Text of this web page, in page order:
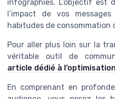
infographies. L’objectif est
l’impact de vos
habitudes de consommation
Pour aller plus loin sur la
véritable outil de
article dédié à
En comprenant en